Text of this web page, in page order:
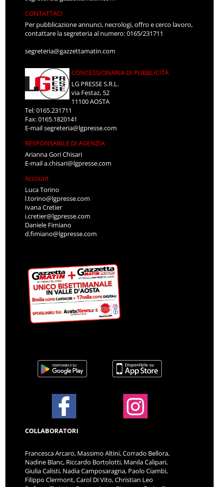
CONTATTACI
Per pubblicazione annunci, necrologi, offro e cerco lavoro,
contattare la segreteria al numero: 0165/231711
segreteria@gazzettamatin.com
CONCESSIONARIA DI PUBBLICITÀ
LG PRESSE S.R.L.
via Festaz, 52
11100 AOSTA
Tel: 0165.231711
Fax: 0165.1820141
E-mailsegreteria@lgpresse.com
RESPONSABILE DI AGENZIA
Arianna Gori Chisari
E-maila.chisari@lgpresse.com
Account
Luca Torino
l.torino@lgpresse.com
Ivana Cretier
i.cretier@lgpresse.com
Daniele Fimiano
d.fimiano@lgpresse.com
COLLABORATORI
Francesca Arcaro, Massimo Altini, Corrado Bellora,
Nadine Blanc, Riccardo Bortolotti, Manila Calipari,
Giulia Calisti, Nadia Camposaragna, Paolo Ciambi,
Filippo Clermont, Carol Di Vito, Christian Leo